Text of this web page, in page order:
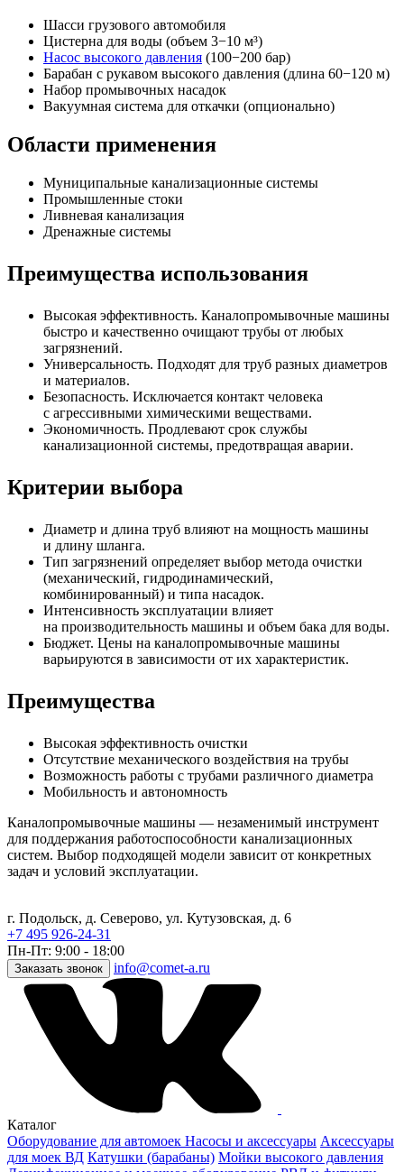
Шасси грузового автомобиля
Цистерна для воды (объем 3−10 м³)
Насос высокого давления (100−200 бар)
Барабан с рукавом высокого давления (длина 60−120 м)
Набор промывочных насадок
Вакуумная система для откачки (опционально)
Области применения
Муниципальные канализационные системы
Промышленные стоки
Ливневая канализация
Дренажные системы
Преимущества использования
Высокая эффективность. Каналопромывочные машины
быстро и качественно очищают трубы от любых
загрязнений.
Универсальность. Подходят для труб разных диаметров
и материалов.
Безопасность. Исключается контакт человека
с агрессивными химическими веществами.
Экономичность. Продлевают срок службы
канализационной системы, предотвращая аварии.
Критерии выбора
Диаметр и длина труб влияют на мощность машины
и длину шланга.
Тип загрязнений определяет выбор метода очистки
(механический, гидродинамический,
комбинированный) и типа насадок.
Интенсивность эксплуатации влияет
на производительность машины и объем бака для воды.
Бюджет. Цены на каналопромывочные машины
варьируются в зависимости от их характеристик.
Преимущества
Высокая эффективность очистки
Отсутствие механического воздействия на трубы
Возможность работы с трубами различного диаметра
Мобильность и автономность
Каналопромывочные машины — незаменимый инструмент
для поддержания работоспособности канализационных
систем. Выбор подходящей модели зависит от конкретных
задач и условий эксплуатации.
г. Подольск, д. Северово, ул. Кутузовская, д. 6
+7 495 926-24-31
Пн-Пт: 9:00 - 18:00
Заказать звонок info@comet-a.ru
Каталог
Оборудование для автомоек Насосы и аксессуары Аксессуары
для моек ВД Катушки (барабаны) Мойки высокого давления